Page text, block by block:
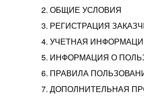
2. ОБЩИЕ УСЛОВИЯ
3. РЕГИСТРАЦИЯ
4. УЧЕТНАЯ
5. ИНФОРМАЦИЯ О
6. ПРАВИЛА
7. ДОПОЛНИТЕЛЬНАЯ